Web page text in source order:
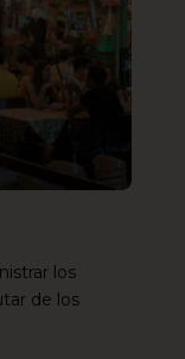
los
de los